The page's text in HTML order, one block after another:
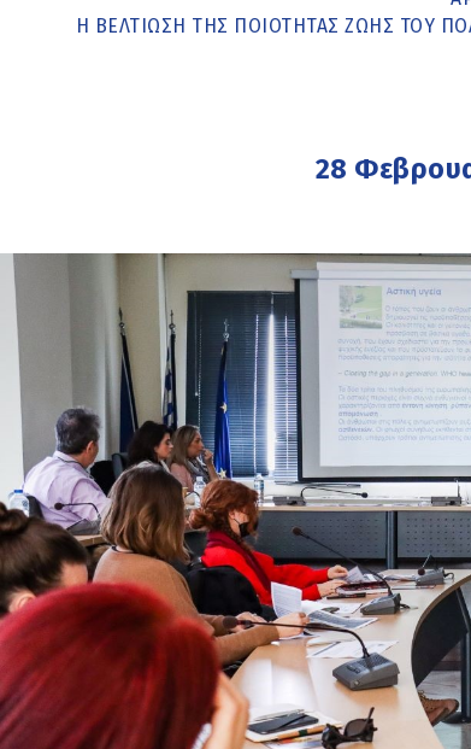
Η ΒΕΛΤΊΩΣΗ ΤΗΣ ΠΟΙΌΤΗΤΑΣ ΖΩΉΣ ΤΟΥ
28